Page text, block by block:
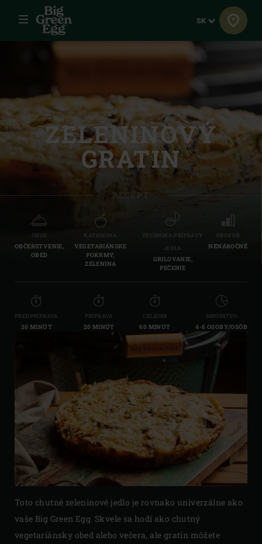
Menu Jazyk
SK
ZELENINOVÝ
GRATIN
RECEPT
CHOD
OBČERSTVENIE,
OBED
KATEGÓRIA
VEGETARIÁNSKE
POKRMY,
ZELENINA
TECHNIKA PRÍPRAVY
JEDLA
GRILOVANIE,
PEČENIE
ÚROVEŇ
NENÁROČNÉ
PREDPRÍPRAVA
20 MINÚT
PRÍPRAVA
20 MINÚT
CELKOM
60 MINÚT
MNOŽSTVO
4-6 OSOBY/OSÔB
Toto chutné zeleninové jedlo je rovnako univerzálne ako
vaše Big Green Egg. Skvele sa hodí ako chutný
vegetariánsky obed alebo večera, ale gratin môžete